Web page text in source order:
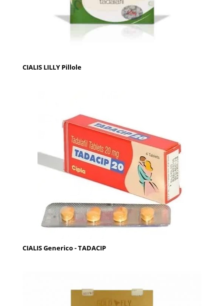
CIALIS LILLY Pillole
CIALIS Generico - TADACIP